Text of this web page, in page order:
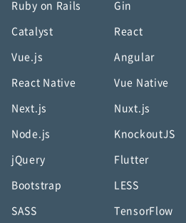
Ruby on Rails Gin
Catalyst React
Vue.js Angular
React Native Vue Native
Next.js Nuxt.js
Node.js KnockoutJS
jQuery Flutter
Bootstrap LESS
SASS TensorFlow